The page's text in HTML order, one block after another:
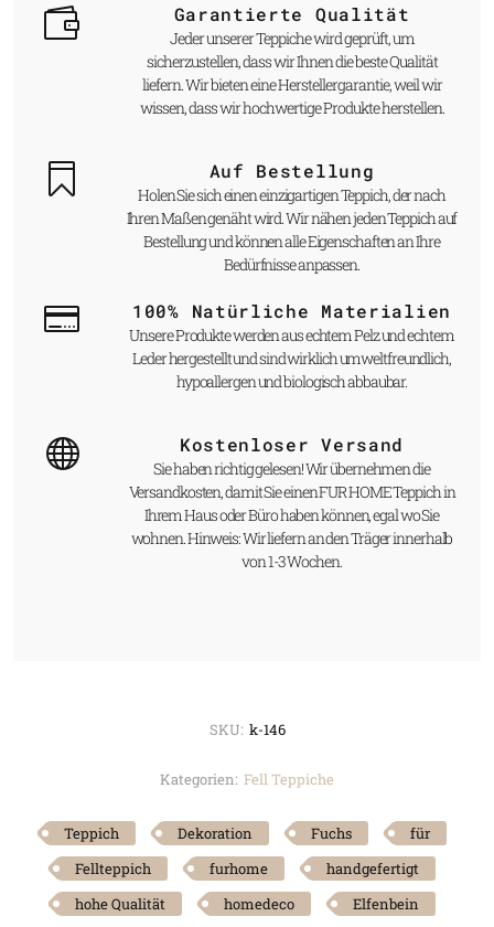
Garantierte Qualität
Jeder unserer Teppiche wird geprüft, um
sicherzustellen, dass wir Ihnen die beste Qualität
liefern. Wir bieten eine Herstellergarantie, weil wir
wissen, dass wir hochwertige Produkte herstellen.
Auf Bestellung
Holen Sie sich einen einzigartigen Teppich, der nach
Ihren Maßen genäht wird. Wir nähen jeden Teppich auf
Bestellung und können alle Eigenschaften an Ihre
Bedürfnisse anpassen.
100% Natürliche Materialien
Unsere Produkte werden aus echtem Pelz und echtem
Leder hergestellt und sind wirklich umweltfreundlich,
hypoallergen und biologisch abbaubar.
Kostenloser Versand
Sie haben richtig gelesen! Wir übernehmen die
Versandkosten, damit Sie einen FUR HOME Teppich in
Ihrem Haus oder Büro haben können, egal wo Sie
wohnen. Hinweis: Wir liefern an den Träger innerhalb
von 1-3 Wochen.
SKU: k-146
Kategorien: Fell Teppiche
Teppich Dekoration Fuchs
für
Fellteppich
furhome
handgefertigt
hohe Qualität
homedeco
Elfenbein